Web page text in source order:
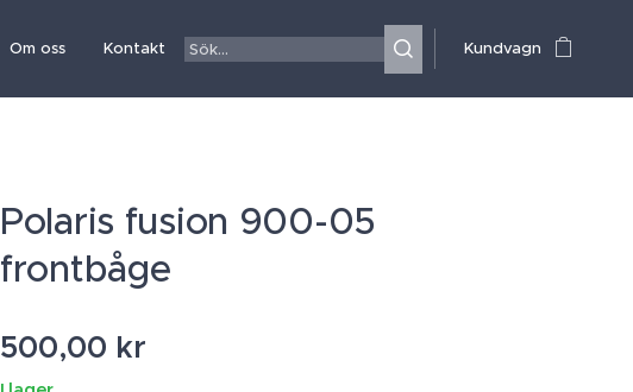
Om oss Kontakt Kundvagn
Polaris fusion 900-05
frontbåge
500,00 kr